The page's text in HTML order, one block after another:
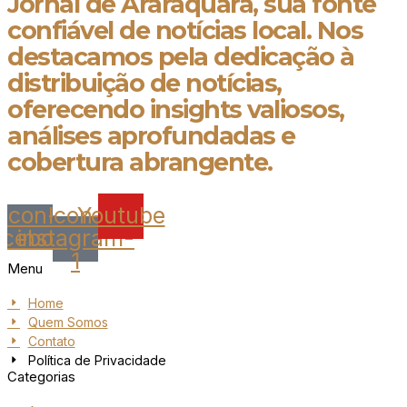
confiável de notícias local. Nos
destacamos pela dedicação à
distribuição de notícias,
oferecendo insights valiosos,
análises aprofundadas e
cobertura abrangente.
Icon-Icon-
instagram-
1
Youtube
Menu
Home
Quem Somos
Contato
Política de Privacidade
Categorias